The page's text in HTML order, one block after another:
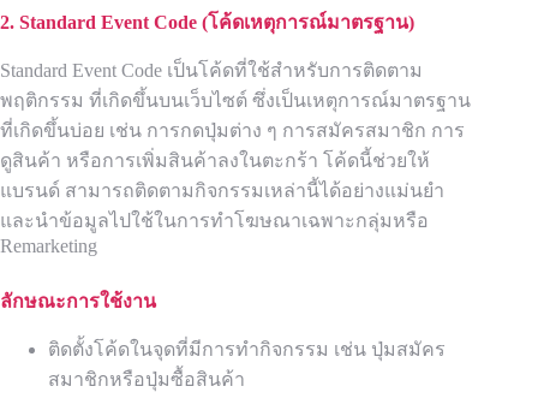
2. Standard Event Code (โค้ดเหตุการณ์มาตรฐาน)
Standard Event Code เป็นโค้ดที่ใช้สำหรับการติดตาม
พฤติกรรม ที่เกิดขึ้นบนเว็บไซต์ ซึ่งเป็นเหตุการณ์มาตรฐาน
ที่เกิดขึ้นบ่อย เช่น การกดปุ่มต่าง ๆ การสมัครสมาชิก การ
ดูสินค้า หรือการเพิ่มสินค้าลงในตะกร้า โค้ดนี้ช่วยให้
แบรนด์ สามารถติดตามกิจกรรมเหล่านี้ได้อย่างแม่นยำ
และนำข้อมูลไปใช้ในการทำโฆษณาเฉพาะกลุ่มหรือ
Remarketing
ลักษณะการใช้งาน
ติดตั้งโค้ดในจุดที่มีการทำกิจกรรม เช่น ปุ่มสมัคร
สมาชิกหรือปุ่มซื้อสินค้า